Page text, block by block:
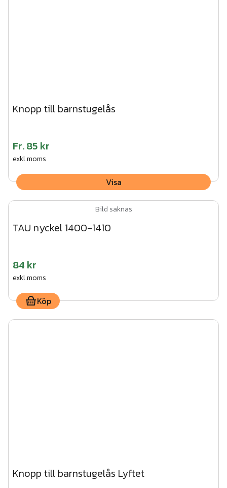
Knopp till barnstugelås
Fr.85 kr
exkl.moms
Visa
Bild saknas
TAU nyckel 1400-1410
84 kr
exkl.moms
Köp
Knopp till barnstugelås Lyftet